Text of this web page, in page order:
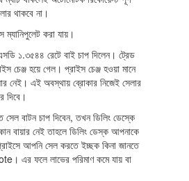
থাকবে না।
ম্যানিপুলেট করা যায়।
১.৩৫৪৪ রেটে বাই চাপ দিলেন। ট্রেড
চেঞ্জ হয়ে গেল। প্রাইস চেঞ্জ হওয়া মানে
নেই। এই অবস্থায় ব্রোকার নিজেই সেলার
দিবে।
সেল বাটন চাপ দিবেন, তখন ডিলিং ডেস্কে
বায়ার নেই তাহলে ডিলিং ডেস্ক আপনাকে
আপনি সেল করতে ইচ্ছক কিনা জানতে
এর ফলে লাভের পরিমাণ কমে যায় বা